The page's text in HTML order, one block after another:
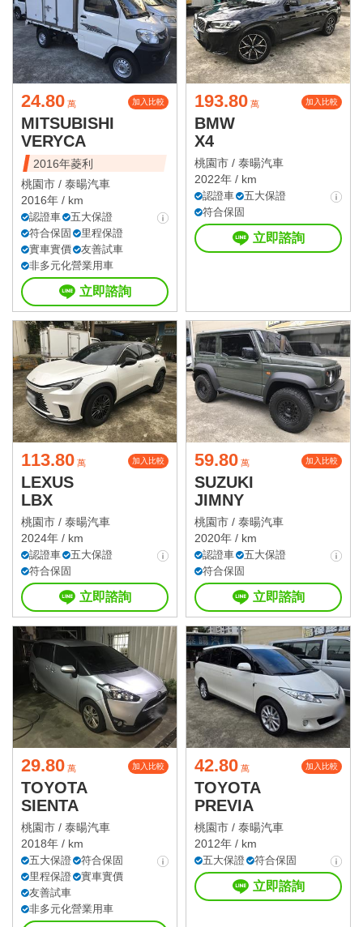
24.80 萬 加入比較
MITSUBISHI
VERYCA
2016年菱利
桃園市 / 泰暘汽車
2016年 / km
認證車
五大保證
符合保固
里程保證
實車實價
友善試車
非多元化營業用車
立即諮詢
193.80 萬 加入比較
BMW
X4
桃園市 / 泰暘汽車
2022年 / km
認證車
五大保證
符合保固
立即諮詢
113.80 萬 加入比較
LEXUS
LBX
桃園市 / 泰暘汽車
2024年 / km
認證車
五大保證
符合保固
立即諮詢
59.80 萬 加入比較
SUZUKI
JIMNY
桃園市 / 泰暘汽車
2020年 / km
認證車
五大保證
符合保固
立即諮詢
29.80 萬 加入比較
TOYOTA
SIENTA
桃園市 / 泰暘汽車
2018年 / km
五大保證
符合保固
里程保證
實車實價
友善試車
非多元化營業用車
42.80 萬 加入比較
TOYOTA
PREVIA
桃園市 / 泰暘汽車
2012年 / km
五大保證 符合保固
立即諮詢